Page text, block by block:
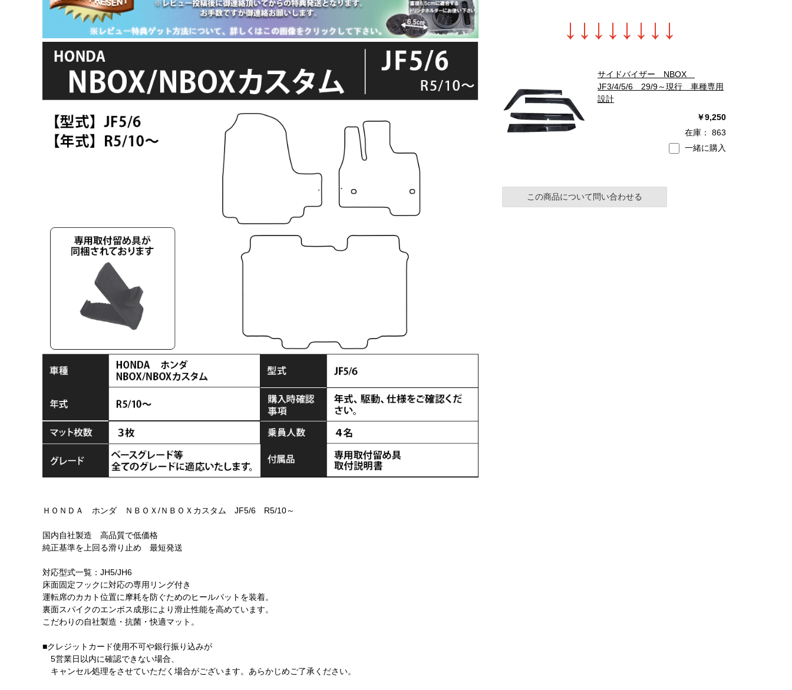
ＨＯＮＤＡ ホンダ ＮＢＯＸ/ＮＢＯＸカスタム JF5/6 R5/10～
国内自社製造 高品質で低価格
純正基準を上回る滑り止め 最短発送
対応型式一覧：JH5/JH6
床面固定フックに対応の専用リング付き
運転席のカカト位置に摩耗を防ぐためのヒールパットを装着。
裏面スパイクのエンボス成形により滑止性能を高めています。
こだわりの自社製造・抗菌・快適マット。
■クレジットカード使用不可や銀行振り込みが
5営業日以内に確認できない場合、
キャンセル処理をさせていただく場合がございます。あらかじめご了承ください。
↓ ↓ ↓ ↓ ↓ ↓ ↓ ↓
サイドバイザー NBOX
JF3/4/5/6 29/9～現行 車種専用
設計
￥9,250
在庫：
863
一緒に購入
この商品について問い合わせる